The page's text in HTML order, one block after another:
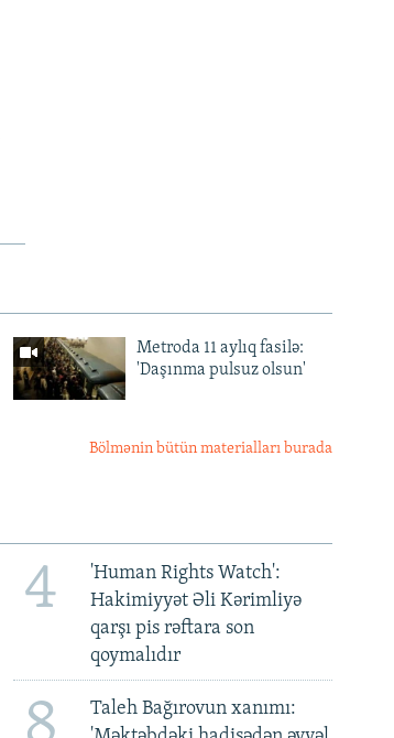
Metroda 11 aylıq fasilə:
'Daşınma pulsuz olsun'
Bölmənin bütün materialları burada
4
'Human Rights Watch':
Hakimiyyət Əli Kərimliyə
qarşı pis rəftara son
qoymalıdır
Taleh Bağırovun xanımı: